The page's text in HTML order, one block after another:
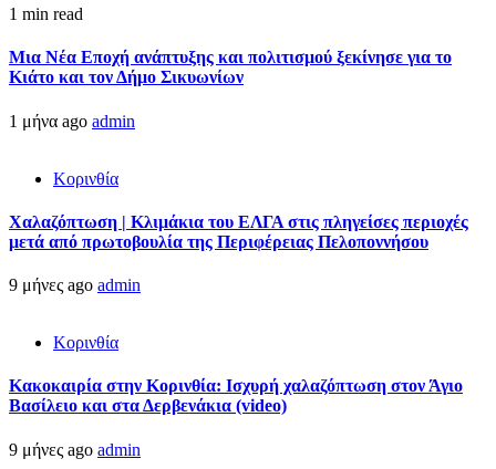
1 min read
Μια Νέα Εποχή ανάπτυξης και πολιτισμού ξεκίνησε για το
Κιάτο και τον Δήμο Σικυωνίων
1 μήνα ago admin
Κορινθία
Χαλαζόπτωση | Κλιμάκια του ΕΛΓΑ στις πληγείσες περιοχές
μετά από πρωτοβουλία της Περιφέρειας Πελοποννήσου
9 μήνες ago admin
Κορινθία
Κακοκαιρία στην Κορινθία: Ισχυρή χαλαζόπτωση στον Άγιο
Βασίλειο και στα Δερβενάκια (video)
9 μήνες ago admin